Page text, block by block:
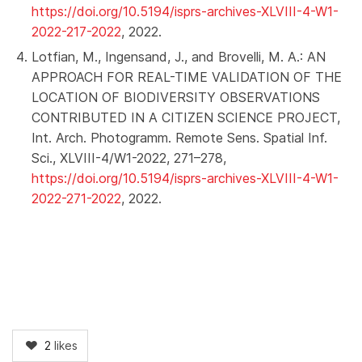
https://doi.org/10.5194/isprs-archives-XLVIII-4-W1-
2022-217-2022, 2022.
Lotfian, M., Ingensand, J., and Brovelli, M. A.: AN
APPROACH FOR REAL-TIME VALIDATION OF THE
LOCATION OF BIODIVERSITY OBSERVATIONS
CONTRIBUTED IN A CITIZEN SCIENCE PROJECT,
Int. Arch. Photogramm. Remote Sens. Spatial Inf.
Sci., XLVIII-4/W1-2022, 271–278,
https://doi.org/10.5194/isprs-archives-XLVIII-4-W1-
2022-271-2022, 2022.
2 likes